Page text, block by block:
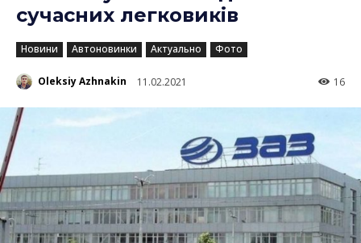
сучасних легковиків
Новини Автоновинки Актуально Фото
Oleksiy Azhnakin 11.02.2021 16